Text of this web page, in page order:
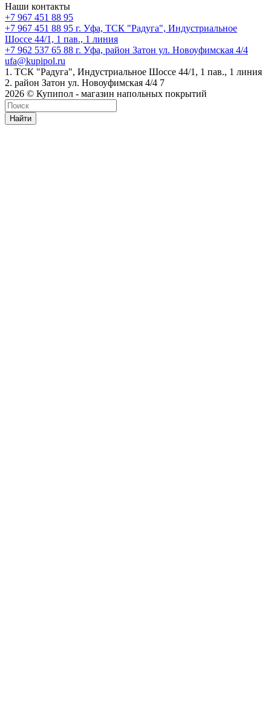
Наши контакты
+7 967 451 88 95
+7 967 451 88 95 г. Уфа, ТСК "Радуга", Индустриальное
Шоссе 44/1, 1 пав., 1 линия
+7 962 537 65 88 г. Уфа, район Затон ул. Новоуфимская 4/4
ufa@kupipol.ru
1. ТСК "Радуга", Индустриальное Шоссе 44/1, 1 пав., 1 линия
2. район Затон ул. Новоуфимская 4/4 7
2026 © Купипол - магазин напольных покрытий
Найти